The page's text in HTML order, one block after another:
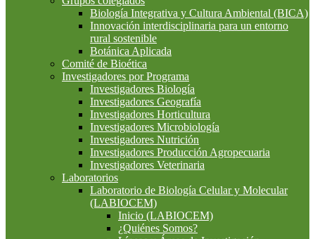
Biología Integrativa y Cultura Ambiental (BICA)
Innovación interdisciplinaria para un entorno
rural sostenible
Botánica Aplicada
Comité de Bioética
Investigadores por Programa
Investigadores Biología
Investigadores Geografía
Investigadores Horticultura
Investigadores Microbiología
Investigadores Nutrición
Investigadores Producción Agropecuaria
Investigadores Veterinaria
Laboratorios
Laboratorio de Biología Celular y Molecular
(LABIOCEM)
Inicio (LABIOCEM)
¿Quiénes Somos?